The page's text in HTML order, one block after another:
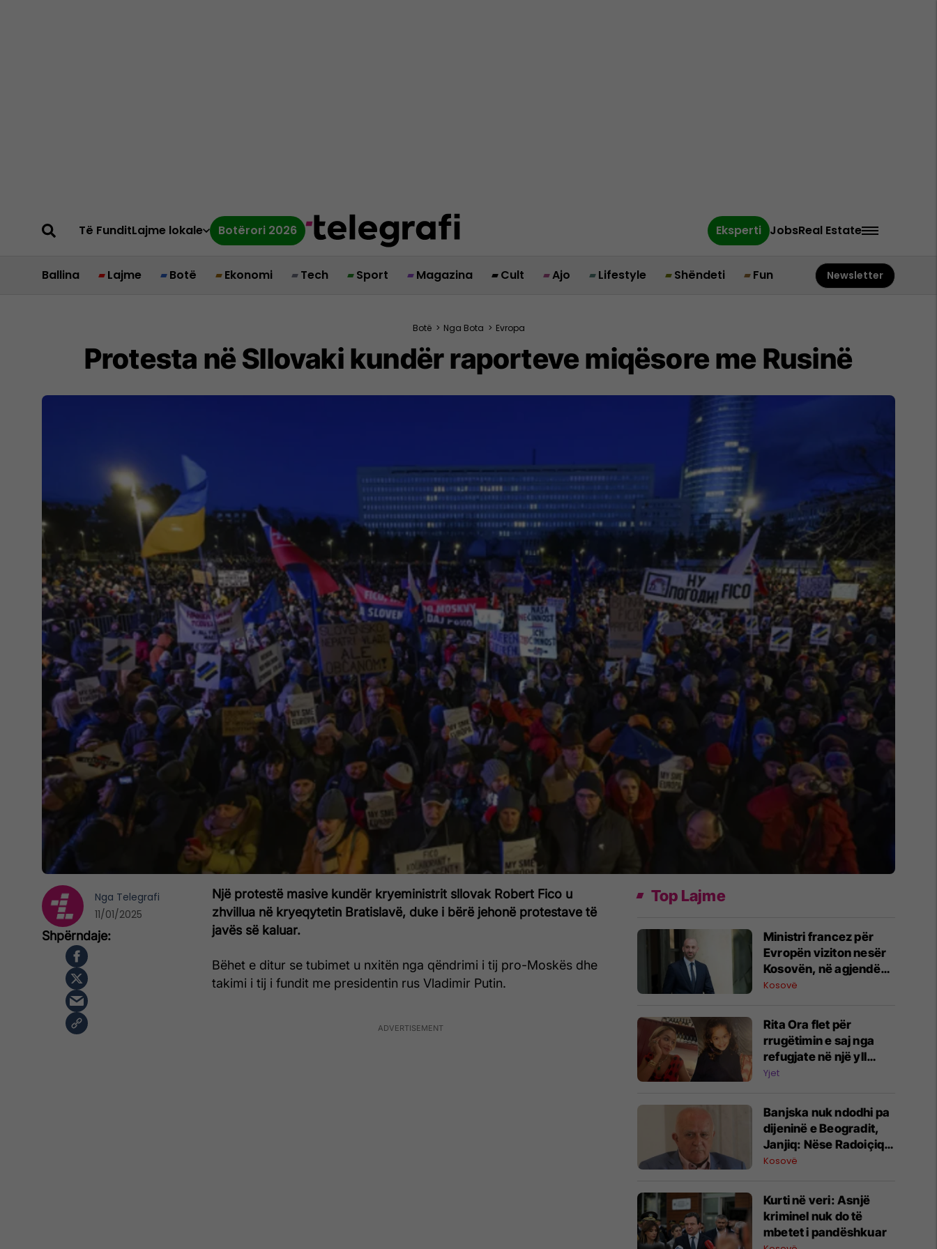
Të FunditLajme lokale Botërori 2026 Eksperti JobsReal Estate
Ballina Lajme Botë Ekonomi Tech Sport Magazina Cult Ajo Lifestyle Shëndeti Fun Newsletter
Botë > Nga Bota > Evropa
Protesta në Sllovaki kundër raporteve miqësore me Rusinë
Një protestë masive kundër kryeministrit sllovak Robert Fico u
zhvillua në kryeqytetin Bratislavë, duke i bërë jehonë protestave të
javës së kaluar.
Bëhet e ditur se tubimet u nxitën nga qëndrimi i tij pro-Moskës dhe
takimi i tij i fundit me presidentin rus Vladimir Putin.
Nga Telegrafi
11/01/2025
Top Lajme
Ministri francez për
Evropën viziton nesër
Kosovën, në agjendë
nënshkrimi i tri
Kosovë
Rita Ora flet për
rrugëtimin e saj nga
refugjate në një yll
botëror: Jam krenare
Yjet
Banjska nuk ndodhi pa
dijeninë e Beogradit,
Janjiq: Nëse Radoiçiq
flet - Vuçiq mund të
Kosovë
Kurti në veri: Asnjë
kriminel nuk do të
mbetet i pandëshkuar